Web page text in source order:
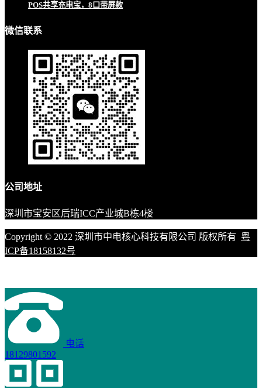
POS共享充电宝，8口带屏款
微信联系
公司地址
深圳市宝安区后瑞ICC产业城B栋4楼
Copyright © 2022 深圳市中电核心科技有限公司 版权所有 粤
ICP备18158132号
电话
18129801592